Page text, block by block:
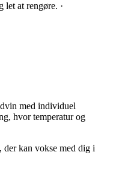
at rengøre. ·
med individuel
hvor temperatur og
kan vokse med dig i